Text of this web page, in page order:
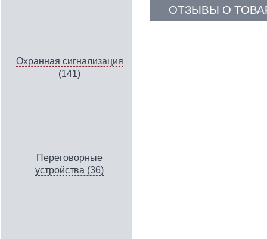
Охранная сигнализация
(141)
Переговорные
устройства (36)
ОТЗЫВЫ О